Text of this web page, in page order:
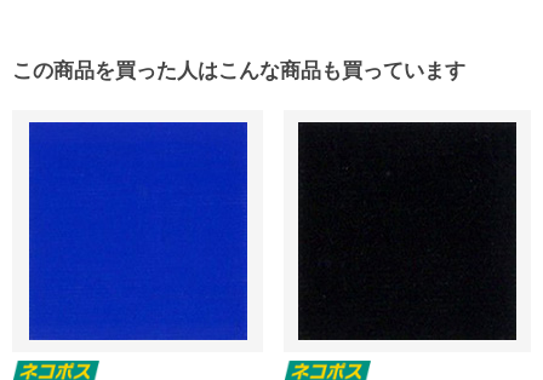
この商品を買った人はこんな商品も買っています